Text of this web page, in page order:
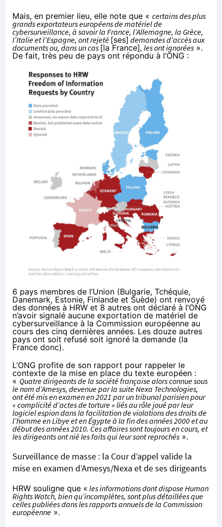
Mais, en premier lieu, elle note que « certains des plus
grands exportateurs européens de matériel de
cybersurveillance, à savoir la France, l’Allemagne, la Grèce,
l’Italie et l’Espagne, ont rejeté [ses]demandes d’accès aux
documents ou, dans un cas [la France], les ont ignorées ».
De fait, très peu de pays ont répondu à l’ONG :
6 pays membres de l’Union (Bulgarie, Tchéquie,
Danemark, Estonie, Finlande et Suède) ont renvoyé
des données à HRW et 8 autres ont déclaré à l’ONG
n’avoir signalé aucune exportation de matériel de
cybersurveillance à la Commission européenne au
cours des cinq dernières années. Les douze autres
pays ont soit refusé soit ignoré la demande (la
France donc).
L’ONG profite de son rapport pour rappeler le
contexte de la mise en place du texte européen :
« Quatre dirigeants de la société française alors connue sous
le nom d’Amesys, devenue par la suite Nexa Technologies,
ont été mis en examen en 2021 par un tribunal parisien pour
« complicité d’actes de torture » liés au rôle joué par leur
logiciel espion dans la facilitation de violations des droits de
l’homme en Libye et en Égypte à la fin des années 2000 et au
début des années 2010. Ces affaires sont toujours en cours, et
les dirigeants ont nié les faits qui leur sont reprochés ».
Surveillance de masse : la Cour d’appel valide la
mise en examen d’Amesys/Nexa et de ses dirigeants
HRW souligne que « les informations dont dispose Human
Rights Watch, bien qu’incomplètes, sont plus détaillées que
celles publiées dans les rapports annuels de la Commission
européenne ».